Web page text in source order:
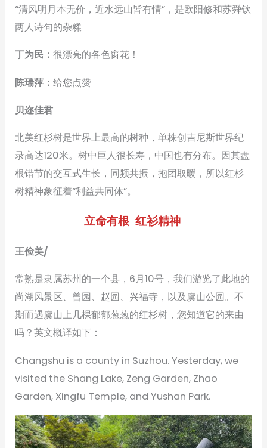
“清风明月本无价，近水远山皆有情”，是欧阳修和苏舜钦
两人诗句的杂糅
丁为民：很漂亮的各色窗花！
陈瑞萍：给您点赞
贝迩佳君
北美红杉树是世界上最高的树种，单株创吉尼斯世界纪
录高达120米。树中巨人很长寿，中国也有分布。因其盘
根错节的交互式生长，同频共振，抱团取暖，所以红杉
树精神象征着“利益共同体”。
立命有根 红衫精神
王俭美/
常熟是隶属苏州的一个县，6月10号，我们游览了此地的
尚湖风景区、曾园、赵园、兴福寺，以及虞山公园。不
期而遇虞山上几棵郁郁葱葱的红杉树，您知道它的来由
吗？英文概译如下：
Changshu is a county in Suzhou. Yesterday, we
visited the Shang Lake, Zeng Garden, Zhao
Garden, Xingfu Temple, and Yushan Park.